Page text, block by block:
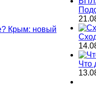
Крым: новый
Что